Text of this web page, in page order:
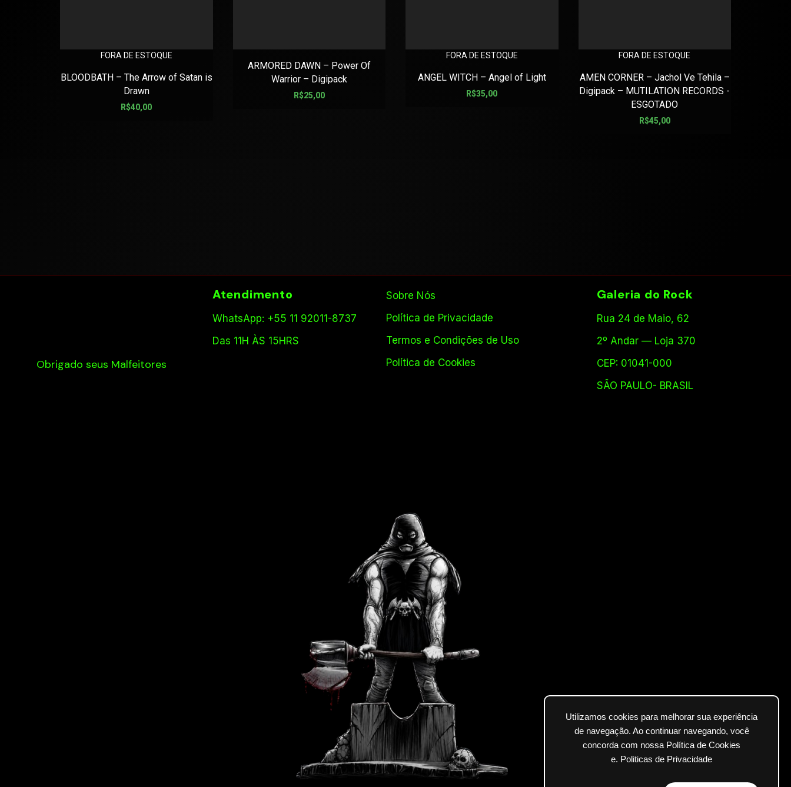
Utilizamos cookies para melhorar sua experiência
de navegação. Ao continuar navegando, você
concorda com nossa Política de Cookies
e. Politicas de Privacidade
FORA DE ESTOQUE
BLOODBATH – The Arrow of Satan is
Drawn
R$40,00
ARMORED DAWN – Power Of
Warrior – Digipack
R$25,00
FORA DE ESTOQUE
ANGEL WITCH – Angel of Light
R$35,00
FORA DE ESTOQUE
AMEN CORNER – Jachol Ve Tehila –
Digipack – MUTILATION RECORDS -
ESGOTADO
R$45,00
Obrigado seus Malfeitores
Atendimento
WhatsApp: +55 11 92011-8737
Das 11H ÀS 15HRS
Sobre Nós
Política de Privacidade
Termos e Condições de Uso
Política de Cookies
Galeria do Rock
Rua 24 de Maio, 62
2º Andar — Loja 370
CEP: 01041-000
SÃO PAULO- BRASIL